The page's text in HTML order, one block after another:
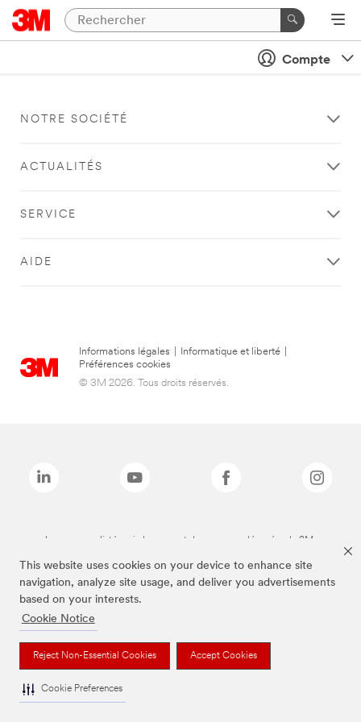
This website uses cookies on your device to enhance site
navigation, analyze site usage, and deliver you advertisements
based on your interests.
Cookie Notice
Reject Non-Essential Cookies Accept Cookies
Cookie Preferences
Compte
NOTRE SOCIÉTÉ
ACTUALITÉS
SERVICE
AIDE
Informations légales Informatique et liberté
Préférences cookies
© 3M 2026. Tous droits réservés.
Les marques listées ci-dessus sont des marques déposées de 3M.